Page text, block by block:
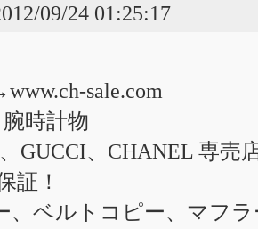
09/24 01:25:17
sale.com
時計物
GUCCI、CHANEL 専売
証！
、ベルトコピー、マフ